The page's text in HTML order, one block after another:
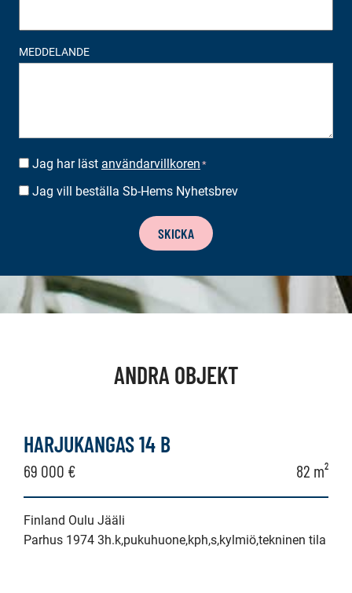
MEDDELANDE
SUOSTUMUS *
Jag har läst användarvillkoren *
BESTÄLLA
Jag vill beställa Sb-Hems Nyhetsbrev
SKICKA
ANDRA OBJEKT
HARJUKANGAS 14 B
69 000 € 82 m²
Finland Oulu Jääli
Parhus 1974 3h.k,pukuhuone,kph,s,kylmiö,tekninen tila